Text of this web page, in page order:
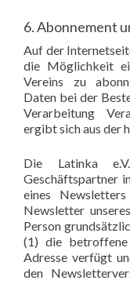
6. Abonnement
Auf der
die Möglichkeit
Vereins zu
Daten bei der
Verarbeitung
ergibt sich aus der
Die Latinka
Geschäftspartner
eines
Newsletter
Person
(1) die
Adresse verfügt
den